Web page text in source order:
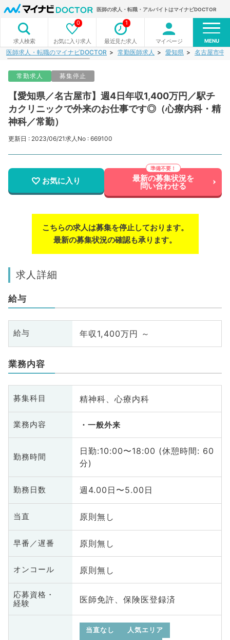
医師の求人・転職・アルバイトはマイナビDOCTOR
求人検索 お気に入り求人
0
最近見た求人
1
マイページ MENU
医師求人・転職のマイナビDOCTOR 常勤医師求人 愛知県 名古屋市中
常勤求人 募集停止
【愛知県／名古屋市】週4日年収1,400万円／駅チ
カクリニックで外来のお仕事です◎（心療内科・精
神科／常勤）
更新日 : 2023/06/21求人No : 669100
お気に入り 最新の募集状況を
問い合わせる
こちらの求人は募集を停止しております。
最新の募集状況の確認も承ります。
求人詳細
給与
給与 年収1,400万円 ～
業務内容
募集科目 精神科、心療内科
業務内容 一般外来
勤務時間
日勤:10:00〜18:00 (休憩時間: 60
分)
勤務日数 週4.00日〜5.00日
当直 原則無し
早番／遅番 原則無し
オンコール 原則無し
応募資格・
経験
医師免許、保険医登録済
当直なし
人気エリア